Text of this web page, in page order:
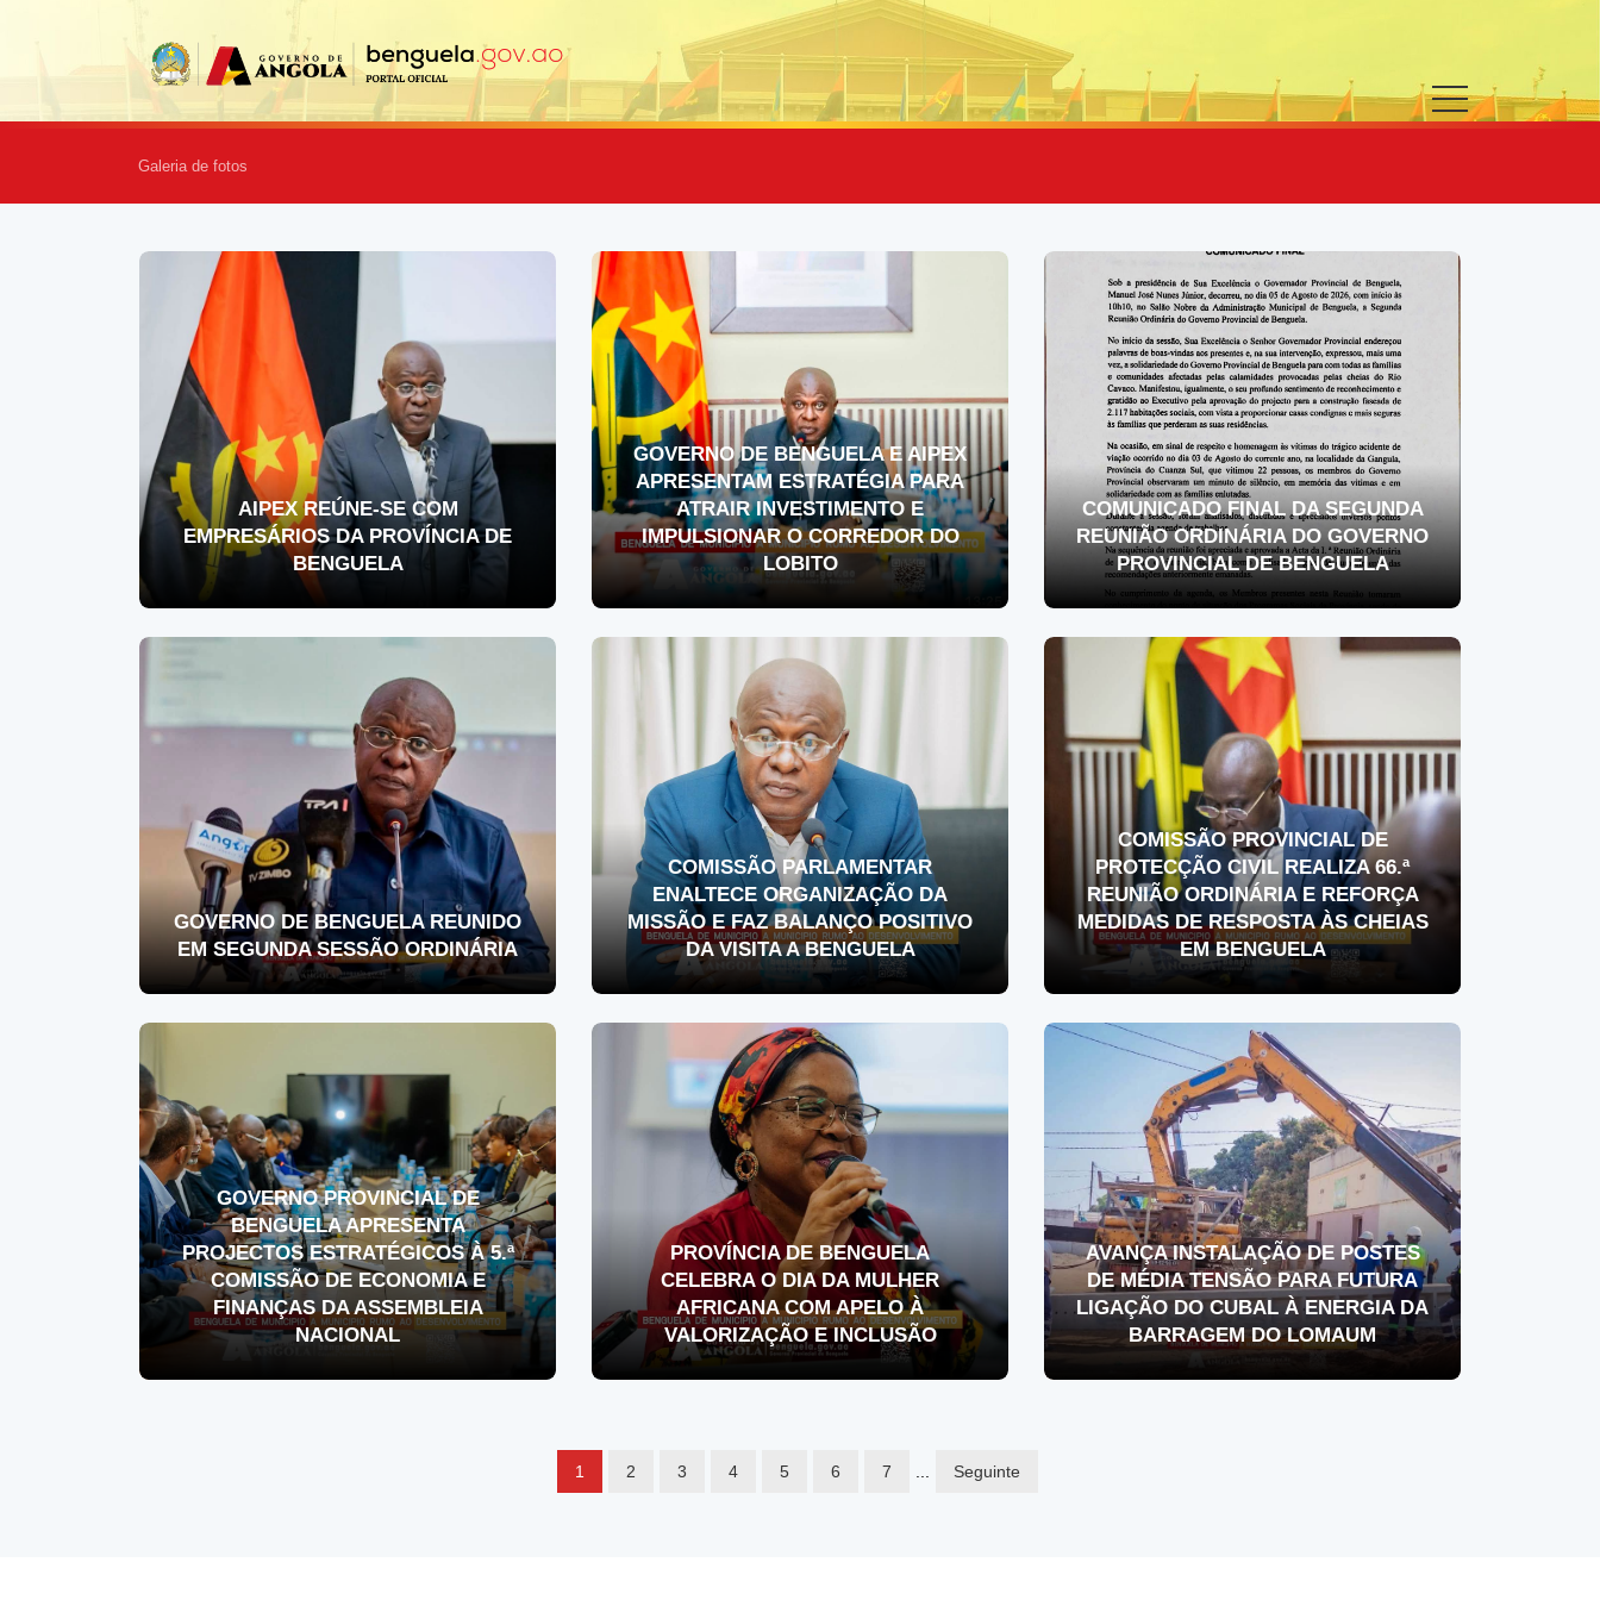
Galeria de fotos
AIPEX REÚNE-SE COM
EMPRESÁRIOS DA PROVÍNCIA DE
BENGUELA
GOVERNO DE BENGUELA E AIPEX
APRESENTAM ESTRATÉGIA PARA
ATRAIR INVESTIMENTO E
IMPULSIONAR O CORREDOR DO
LOBITO
COMUNICADO FINAL DA SEGUNDA
REUNIÃO ORDINÁRIA DO GOVERNO
PROVINCIAL DE BENGUELA
GOVERNO DE BENGUELA REUNIDO
EM SEGUNDA SESSÃO ORDINÁRIA
COMISSÃO PARLAMENTAR
ENALTECE ORGANIZAÇÃO DA
MISSÃO E FAZ BALANÇO POSITIVO
DA VISITA A BENGUELA
COMISSÃO PROVINCIAL DE
PROTECÇÃO CIVIL REALIZA 66.ª
REUNIÃO ORDINÁRIA E REFORÇA
MEDIDAS DE RESPOSTA ÀS CHEIAS
EM BENGUELA
GOVERNO PROVINCIAL DE
BENGUELA APRESENTA
PROJECTOS ESTRATÉGICOS À 5.ª
COMISSÃO DE ECONOMIA E
FINANÇAS DA ASSEMBLEIA
NACIONAL
PROVÍNCIA DE BENGUELA
CELEBRA O DIA DA MULHER
AFRICANA COM APELO À
VALORIZAÇÃO E INCLUSÃO
AVANÇA INSTALAÇÃO DE POSTES
DE MÉDIA TENSÃO PARA FUTURA
LIGAÇÃO DO CUBAL À ENERGIA DA
BARRAGEM DO LOMAUM
1 2 3 4 5 6 7 Seguinte